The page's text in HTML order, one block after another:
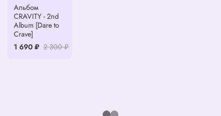
Альбом
CRAVITY - 2nd
Album [Dare to
Crave]
1 690 ₽ 2 300 ₽